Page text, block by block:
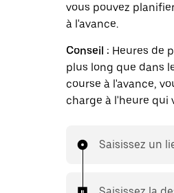
vous pouvez
à l'avance.
Conseil : Heures de
plus long que dans
course à l'avance,
charge à l'heure qui
Saisissez un